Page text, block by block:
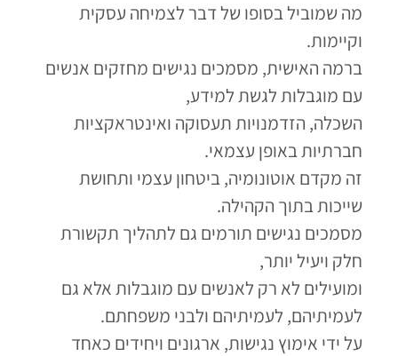
מה שמוביל בסופו של דבר לצמיחה עסקית
וקיימות.
ברמה האישית, מסמכים נגישים מחזקים אנשים
עם מוגבלות לגשת למידע,
השכלה, הזדמנויות תעסוקה ואינטראקציות
חברתיות באופן עצמאי.
זה מקדם אוטונומיה, ביטחון עצמי ותחושת
שייכות בתוך הקהילה.
מסמכים נגישים תורמים גם לתהליך תקשורת
חלק ויעיל יותר,
ומועילים לא רק לאנשים עם מוגבלות אלא גם
לעמיתיהם, לעמיתיהם ולבני משפחתם.
על ידי אימוץ נגישות, ארגונים ויחידים כאחד